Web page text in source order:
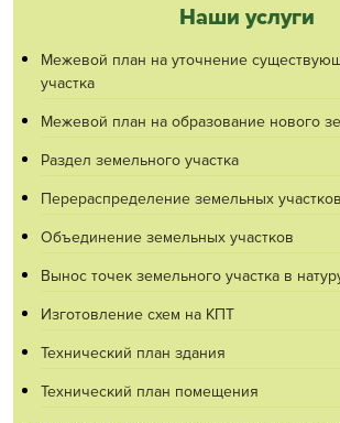
Наши услуги
Межевой план на уточнение
участка
Межевой план на образование нового
Раздел земельного участка
Перераспределение земельных участков
Объединение земельных участков
Вынос точек земельного участка в
Изготовление схем на КПТ
Технический план здания
Технический план помещения